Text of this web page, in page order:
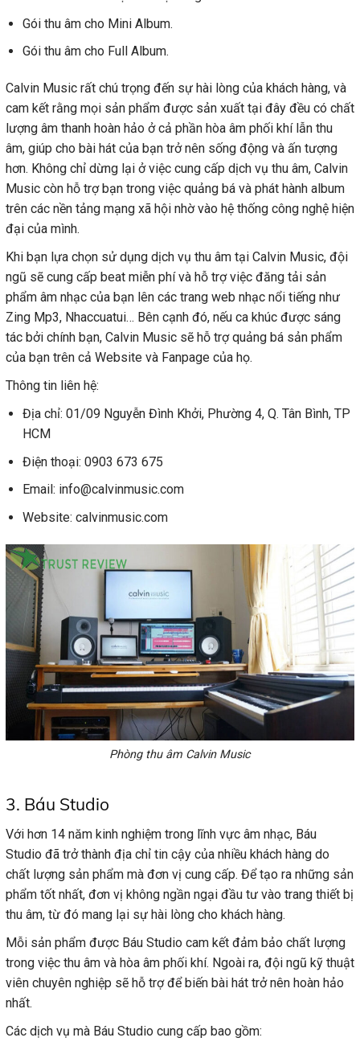
Gói thu âm cho Mini Album.
Gói thu âm cho Full Album.
Calvin Music rất chú trọng đến sự hài lòng của khách hàng, và
cam kết rằng mọi sản phẩm được sản xuất tại đây đều có chất
lượng âm thanh hoàn hảo ở cả phần hòa âm phối khí lẫn thu
âm, giúp cho bài hát của bạn trở nên sống động và ấn tượng
hơn. Không chỉ dừng lại ở việc cung cấp dịch vụ thu âm, Calvin
Music còn hỗ trợ bạn trong việc quảng bá và phát hành album
trên các nền tảng mạng xã hội nhờ vào hệ thống công nghệ hiện
đại của mình.
Khi bạn lựa chọn sử dụng dịch vụ thu âm tại Calvin Music, đội
ngũ sẽ cung cấp beat miễn phí và hỗ trợ việc đăng tải sản
phẩm âm nhạc của bạn lên các trang web nhạc nổi tiếng như
Zing Mp3, Nhaccuatui… Bên cạnh đó, nếu ca khúc được sáng
tác bởi chính bạn, Calvin Music sẽ hỗ trợ quảng bá sản phẩm
của bạn trên cả Website và Fanpage của họ.
Thông tin liên hệ:
Địa chỉ: 01/09 Nguyễn Đình Khởi, Phường 4, Q. Tân Bình, TP
HCM
Điện thoại: 0903 673 675
Email: info@calvinmusic.com
Website: calvinmusic.com
Phòng thu âm Calvin Music
3. Báu Studio
Với hơn 14 năm kinh nghiệm trong lĩnh vực âm nhạc, Báu
Studio đã trở thành địa chỉ tin cậy của nhiều khách hàng do
chất lượng sản phẩm mà đơn vị cung cấp. Để tạo ra những sản
phẩm tốt nhất, đơn vị không ngần ngại đầu tư vào trang thiết bị
thu âm, từ đó mang lại sự hài lòng cho khách hàng.
Mỗi sản phẩm được Báu Studio cam kết đảm bảo chất lượng
trong việc thu âm và hòa âm phối khí. Ngoài ra, đội ngũ kỹ thuật
viên chuyên nghiệp sẽ hỗ trợ để biến bài hát trở nên hoàn hảo
nhất.
Các dịch vụ mà Báu Studio cung cấp bao gồm: